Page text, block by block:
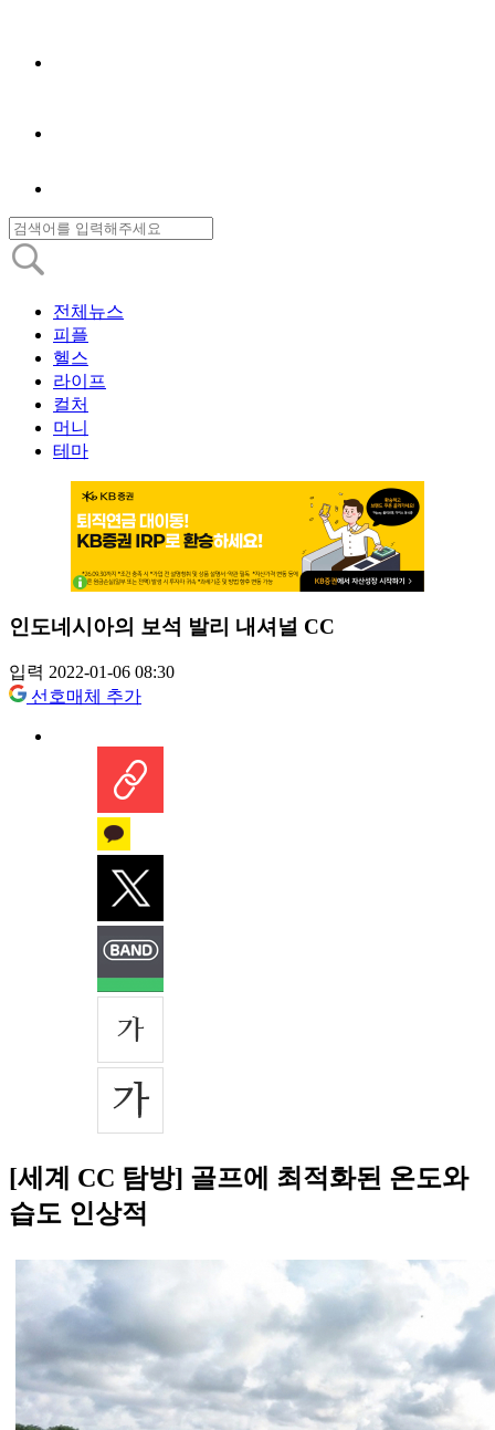
전체뉴스
피플
헬스
라이프
컬처
머니
테마
인도네시아의 보석 발리 내셔널 CC
입력 2022-01-06 08:30
선호매체 추가
[세계 CC 탐방] 골프에 최적화된 온도와
습도 인상적